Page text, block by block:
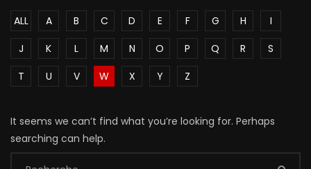
ALL A B C D E F G H
I
J
K L M N O P Q R
S
T
U V W X Y Z
It seems we can’t find what you’re looking for. Perhaps
searching can help.